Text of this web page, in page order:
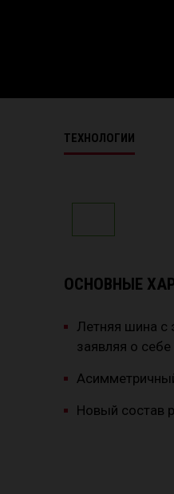
ТЕХНОЛОГИИ
ОСНОВНЫЕ
Летняя шина с
заявляя о
Новый состав